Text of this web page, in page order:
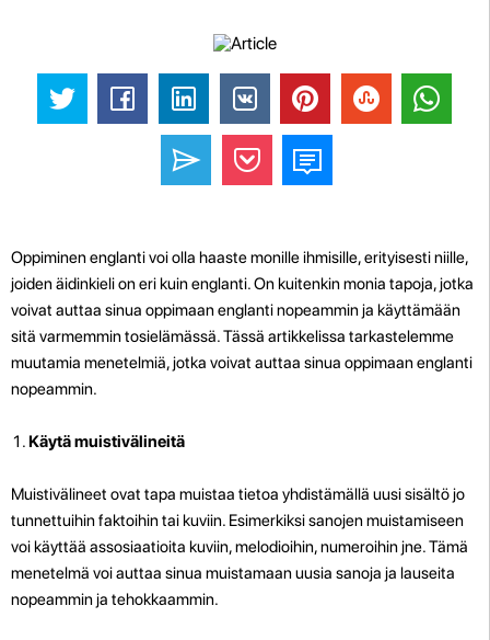
Oppiminen englanti voi olla haaste monille ihmisille, erityisesti niille,
joiden äidinkieli on eri kuin englanti. On kuitenkin monia tapoja, jotka
voivat auttaa sinua oppimaan englanti nopeammin ja käyttämään
sitä varmemmin tosielämässä. Tässä artikkelissa tarkastelemme
muutamia menetelmiä, jotka voivat auttaa sinua oppimaan englanti
nopeammin.
Käytä muistivälineitä
Muistivälineet ovat tapa muistaa tietoa yhdistämällä uusi sisältö jo
tunnettuihin faktoihin tai kuviin. Esimerkiksi sanojen muistamiseen
voi käyttää assosiaatioita kuviin, melodioihin, numeroihin jne. Tämä
menetelmä voi auttaa sinua muistamaan uusia sanoja ja lauseita
nopeammin ja tehokkaammin.